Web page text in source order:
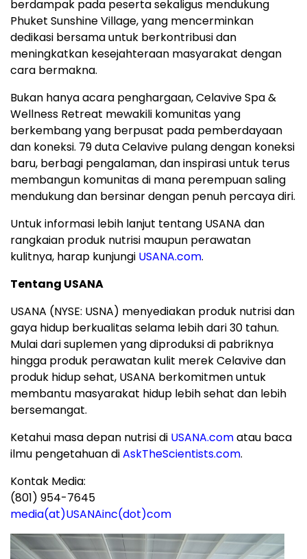
berdampak pada peserta sekaligus mendukung
Phuket Sunshine Village, yang mencerminkan
dedikasi bersama untuk berkontribusi dan
meningkatkan kesejahteraan masyarakat dengan
cara bermakna.
Bukan hanya acara penghargaan, Celavive Spa &
Wellness Retreat mewakili komunitas yang
berkembang yang berpusat pada pemberdayaan
dan koneksi. 79 duta Celavive pulang dengan koneksi
baru, berbagi pengalaman, dan inspirasi untuk terus
membangun komunitas di mana perempuan saling
mendukung dan bersinar dengan penuh percaya diri.
Untuk informasi lebih lanjut tentang USANA dan
rangkaian produk nutrisi maupun perawatan
kulitnya, harap kunjungi USANA.com.
Tentang USANA
USANA (NYSE: USNA) menyediakan produk nutrisi dan
gaya hidup berkualitas selama lebih dari 30 tahun.
Mulai dari suplemen yang diproduksi di pabriknya
hingga produk perawatan kulit merek Celavive dan
produk hidup sehat, USANA berkomitmen untuk
membantu masyarakat hidup lebih sehat dan lebih
bersemangat.
Ketahui masa depan nutrisi di USANA.comatau baca
ilmu pengetahuan diAskTheScientists.com.
Kontak Media:
(801) 954-7645
media(at)USANAinc(dot)com